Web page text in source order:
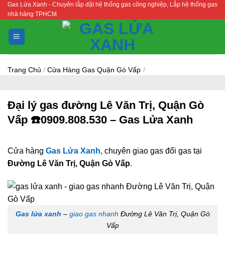
Bỏ
qua
nội
dung
Gas Lửa Xanh - Chuyên lắp đặt hệ thống gas công nghiệp, Lắp hệ thống gas
nhà hàng TPHCM
Trang Chủ / Cửa Hàng Gas Quận Gò Vấp /
Đại lý gas đường Lê Văn Trị, Quận Gò
Vấp ☎️0909.808.530 – Gas Lửa Xanh
Cửa hàng Gas Lửa Xanh, chuyên giao gas đổi gas tại
Đường Lê Văn Trị, Quận Gò Vấp.
Gas lửa xanh – giao gas nhanh Đường Lê Văn Trị, Quận Gò
Vấp